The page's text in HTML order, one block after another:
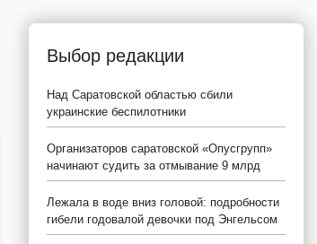
Выбор редакции
Над Саратовской областью сбили
украинские беспилотники
Организаторов саратовской «Опусгрупп»
начинают судить за отмывание 9 млрд
Лежала в воде вниз головой: подробности
гибели годовалой девочки под Энгельсом